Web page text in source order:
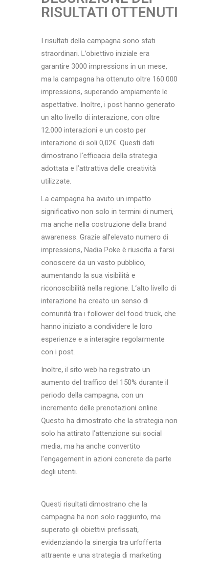
RISULTATI OTTENUTI
I risultati della campagna sono stati
straordinari. L’obiettivo iniziale era
garantire 3000 impressions in un mese,
ma la campagna ha ottenuto oltre 160.000
impressions, superando ampiamente le
aspettative. Inoltre, i post hanno generato
un alto livello di interazione, con oltre
12.000 interazioni e un costo per
interazione di soli 0,02€. Questi dati
dimostrano l’efficacia della strategia
adottata e l’attrattiva delle creatività
utilizzate.
La campagna ha avuto un impatto
significativo non solo in termini di numeri,
ma anche nella costruzione della brand
awareness. Grazie all’elevato numero di
impressions, Nadia Poke è riuscita a farsi
conoscere da un vasto pubblico,
aumentando la sua visibilità e
riconoscibilità nella regione. L’alto livello di
interazione ha creato un senso di
comunità tra i follower del food truck, che
hanno iniziato a condividere le loro
esperienze e a interagire regolarmente
con i post.
Inoltre, il sito web ha registrato un
aumento del traffico del 150% durante il
periodo della campagna, con un
incremento delle prenotazioni online.
Questo ha dimostrato che la strategia non
solo ha attirato l’attenzione sui social
media, ma ha anche convertito
l’engagement in azioni concrete da parte
degli utenti.
Questi risultati dimostrano che la
campagna ha non solo raggiunto, ma
superato gli obiettivi prefissati,
evidenziando la sinergia tra un’offerta
attraente e una strategia di marketing